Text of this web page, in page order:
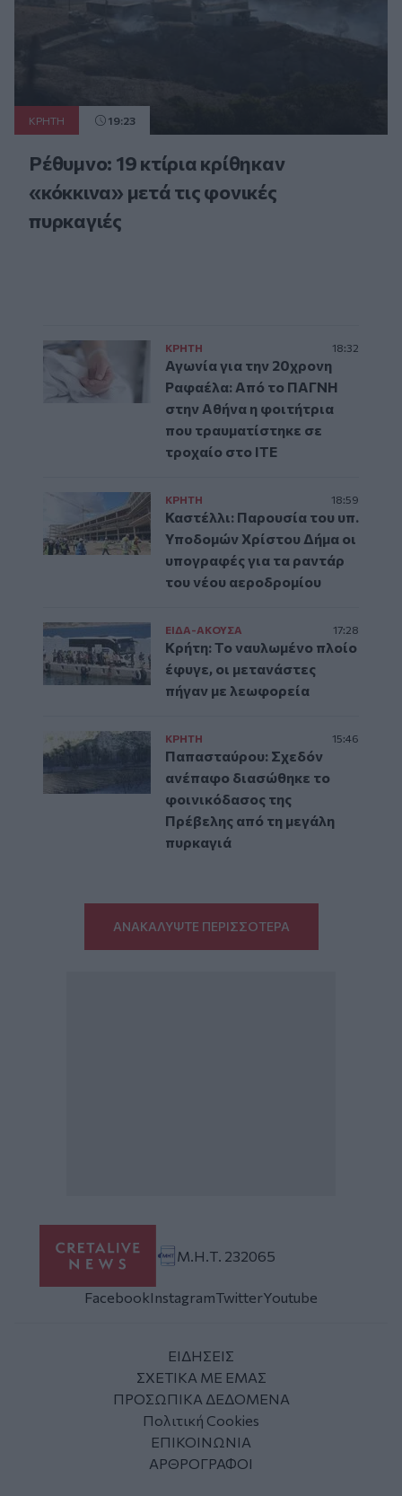
ΚΡΗΤΗ 19:23
Ρέθυμνο: 19 κτίρια κρίθηκαν
«κόκκινα» μετά τις φονικές
πυρκαγιές
ΚΡΗΤΗ 18:32
Αγωνία για την 20χρονη
Ραφαέλα: Από το ΠΑΓΝΗ
στην Αθήνα η φοιτήτρια
που τραυματίστηκε σε
τροχαίο στο ΙΤΕ
ΚΡΗΤΗ 18:59
Καστέλλι: Παρουσία του υπ.
Υποδομών Χρίστου Δήμα οι
υπογραφές για τα ραντάρ
του νέου αεροδρομίου
ΕΙΔΑ-ΑΚΟΥΣΑ 17:28
Κρήτη: Το ναυλωμένο πλοίο
έφυγε, οι μετανάστες
πήγαν με λεωφορεία
ΚΡΗΤΗ 15:46
Παπασταύρου: Σχεδόν
ανέπαφο διασώθηκε το
φοινικόδασος της
Πρέβελης από τη μεγάλη
πυρκαγιά
ΑΝΑΚΑΛΥΨΤΕ ΠΕΡΙΣΣΟΤΕΡΑ
Μ.Η.Τ. 232065
FacebookInstagramTwitterYoutube
ΕΙΔΗΣΕΙΣ
ΣΧΕΤΙΚΑ ΜΕ ΕΜΑΣ
ΠΡΟΣΩΠΙΚΑ ΔΕΔΟΜΕΝΑ
Πολιτική Cookies
ΕΠΙΚΟΙΝΩΝΙΑ
ΑΡΘΡΟΓΡΑΦΟΙ